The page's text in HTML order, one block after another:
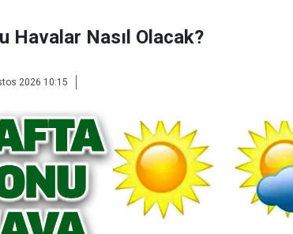
Havalar Nasıl Olacak?
2026 10:15